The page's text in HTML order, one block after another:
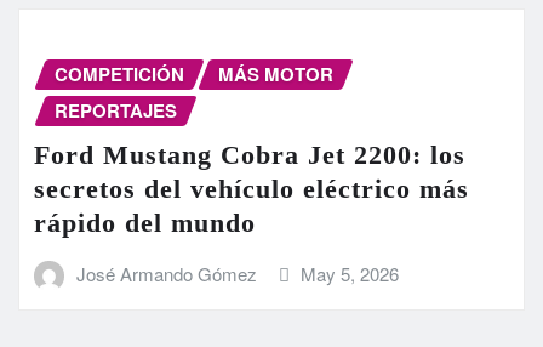
COMPETICIÓN
MÁS MOTOR
REPORTAJES
Ford Mustang Cobra Jet 2200: los
secretos del vehículo eléctrico más
rápido del mundo
José Armando Gómez May 5, 2026